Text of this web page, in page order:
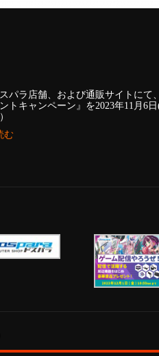
パラ店舗、および通販サイトにて
トキャンペーン』を2023年11月6
む